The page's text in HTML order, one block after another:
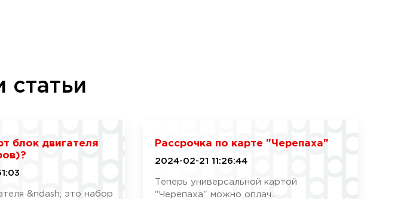
статьи
блок двигателя
&ndash; это набор
Рассрочка по карте "Черепаха"
2024-02-21 11:26:44
Теперь универсальной картой
"Черепаха" можно оплач...